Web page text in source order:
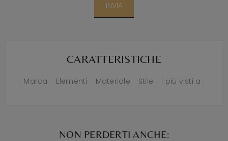
INVIA
CARATTERISTICHE
Marca Elementi Materiale Stile I più visti a :
NON PERDERTI ANCHE: